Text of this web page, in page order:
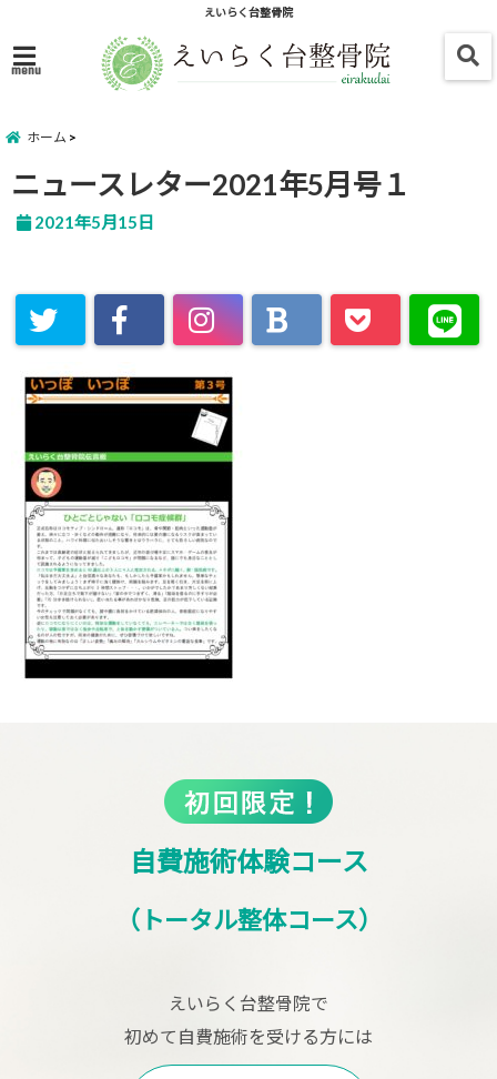
えいらく台整骨院
menu
ホーム
ニュースレター2021年5月号１
2021年5月15日
自費施術体験コース
（トータル整体コース）
えいらく台整骨院で
初めて自費施術を受ける方には